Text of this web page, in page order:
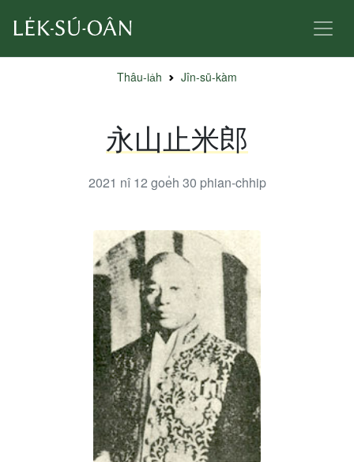
Thâu-ia̍h Jîn-sū-kàm
永山止米郎
2021 nî 12 goe̍h 30 phian-chhip